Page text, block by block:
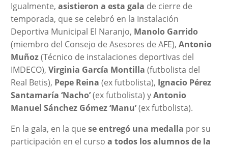
Igualmente, asistieron a esta gala de cierre de
temporada, que se celebró en la Instalación
Deportiva Municipal El Naranjo, Manolo Garrido
(miembro del Consejo de Asesores de AFE), Antonio
Muñoz(Técnico de instalaciones deportivas del
IMDECO), Virginia García Montilla (futbolista del
Real Betis), Pepe Reina (ex futbolista), Ignacio Pérez
Santamaría ‘Nacho’(ex futbolista) yAntonio
Manuel Sánchez Gómez ‘Manu’(ex futbolista).
En la gala, en la que se entregó una medalla por su
participación en el curso a todos los alumnos de la